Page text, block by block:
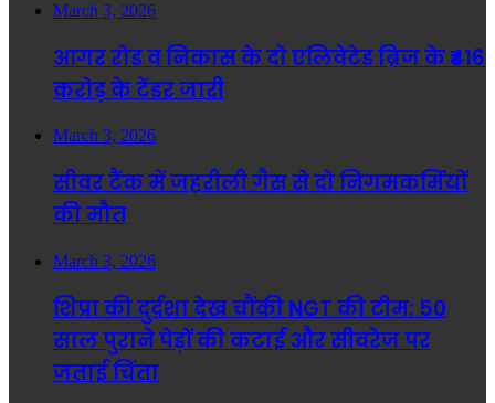
March 3, 2026
आगर रोड व निकास के दो एलिवेटेड ब्रिज के ₹416
करोड़ के टेंडर जारी
March 3, 2026
सीवर टैंक में जहरीली गैस से दो निगमकर्मियों
की मौत
March 3, 2026
शिप्रा की दुर्दशा देख चौंकी NGT की टीम: 50
साल पुराने पेड़ों की कटाई और सीवरेज पर
जताई चिंता